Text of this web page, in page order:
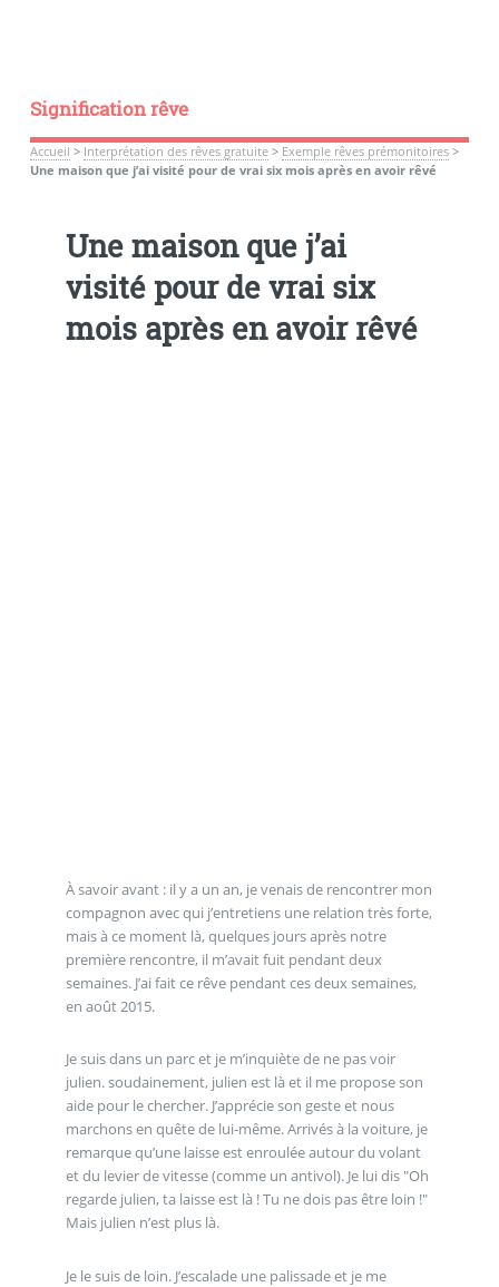
Signification rêve
Accueil > Interprétation des rêves gratuite> Exemple rêves prémonitoires>
Une maison que j’ai visité pour de vrai six mois après en avoir rêvé
Une maison que j’ai
visité pour de vrai six
mois après en avoir rêvé
À savoir avant : il y a un an, je venais de rencontrer mon
compagnon avec qui j’entretiens une relation très forte,
mais à ce moment là, quelques jours après notre
première rencontre, il m’avait fuit pendant deux
semaines. J’ai fait ce rêve pendant ces deux semaines,
en août 2015.
Je suis dans un parc et je m’inquiète de ne pas voir
julien. soudainement, julien est là et il me propose son
aide pour le chercher. J’apprécie son geste et nous
marchons en quête de lui-même. Arrivés à la voiture, je
remarque qu’une laisse est enroulée autour du volant
et du levier de vitesse (comme un antivol). Je lui dis "Oh
regarde julien, ta laisse est là ! Tu ne dois pas être loin !"
Mais julien n’est plus là.
Je le suis de loin. J’escalade une palissade et je me